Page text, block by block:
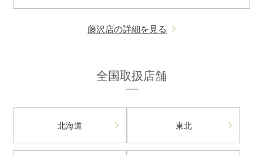
藤沢店の詳細を見る
全国取扱店舗
北海道 東北